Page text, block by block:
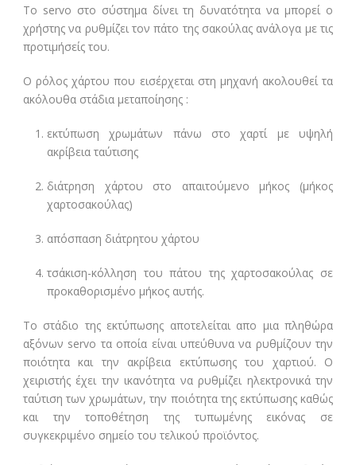
Το servo στο σύστημα δίνει τη δυνατότητα να μπορεί ο
χρήστης να ρυθμίζει τον πάτο της σακούλας ανάλογα με τις
προτιμήσείς του.
Ο ρόλος χάρτου που εισέρχεται στη μηχανή ακολουθεί τα
ακόλουθα στάδια μεταποίησης :
εκτύπωση χρωμάτων πάνω στο χαρτί με υψηλή
ακρίβεια ταύτισης
διάτρηση χάρτου στο απαιτούμενο μήκος (μήκος
χαρτοσακούλας)
απόσπαση διάτρητου χάρτου
τσάκιση-κόλληση του πάτου της χαρτοσακούλας σε
προκαθορισμένο μήκος αυτής.
Το στάδιο της εκτύπωσης αποτελείται απο μια πληθώρα
αξόνων servo τα οποία είναι υπεύθυνα να ρυθμίζουν την
ποιότητα και την ακρίβεια εκτύπωσης του χαρτιού. Ο
χειριστής έχει την ικανότητα να ρυθμίζει ηλεκτρονικά την
ταύτιση των χρωμάτων, την ποιότητα της εκτύπωσης καθώς
και την τοποθέτηση της τυπωμένης εικόνας σε
συγκεκριμένο σημείο του τελικού προϊόντος.